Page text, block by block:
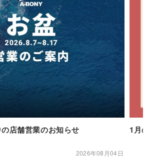
店舗営業のお知らせ
2026年08月04日
1月